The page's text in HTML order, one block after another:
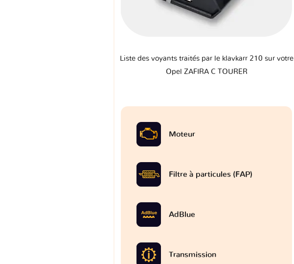
Liste des voyants traités par le klavkarr 210 sur votre
Opel ZAFIRA C TOURER
Moteur
Filtre à particules (FAP)
AdBlue
Transmission